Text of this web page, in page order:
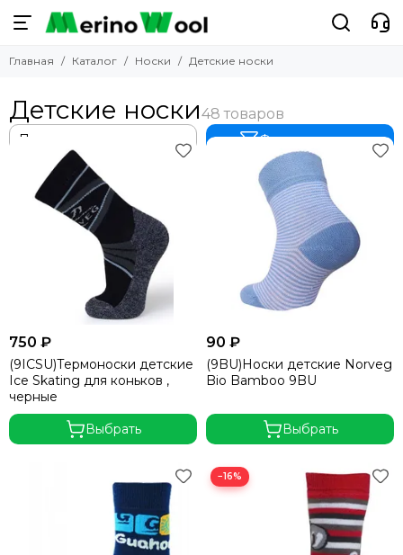
Носки
Мужские носки
Женские носки
Детские носки
Водонепроницаемые
Прикольные носки
Главная Каталог Носки Детские носки
Детские носки
Фильтр товаров
750 ₽
(9ICSU)Термоноски детские
Ice Skating для коньков ,
черные
Выбрать
90 ₽
(9BU)Носки детские Norveg
Bio Bamboo 9BU
Выбрать
−16%